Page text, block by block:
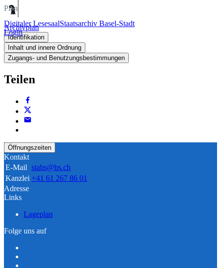
Digitaler LesesaalStaatsarchiv Basel-Stadt
Login
Plan
Archivplan
Identifikation
Inhalt und innere Ordnung
Zugangs- und Benutzungsbestimmungen
Teilen
Öffnungszeiten
Kontakt
E-Mail stabs@bs.ch
Kanzlei +41 61 267 86 01
Adresse
Links
Lageplan
Folge uns auf